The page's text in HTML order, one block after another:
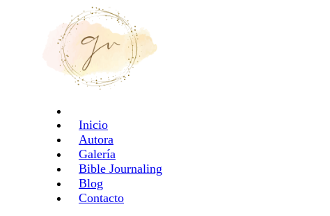
Inicio
Autora
Galería
Bible Journaling
Blog
Contacto